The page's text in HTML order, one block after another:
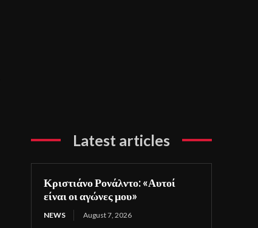
Latest articles
Κριστιάνο Ρονάλντο: «Αυτοί
είναι οι αγώνες μου»
NEWS August 7, 2026